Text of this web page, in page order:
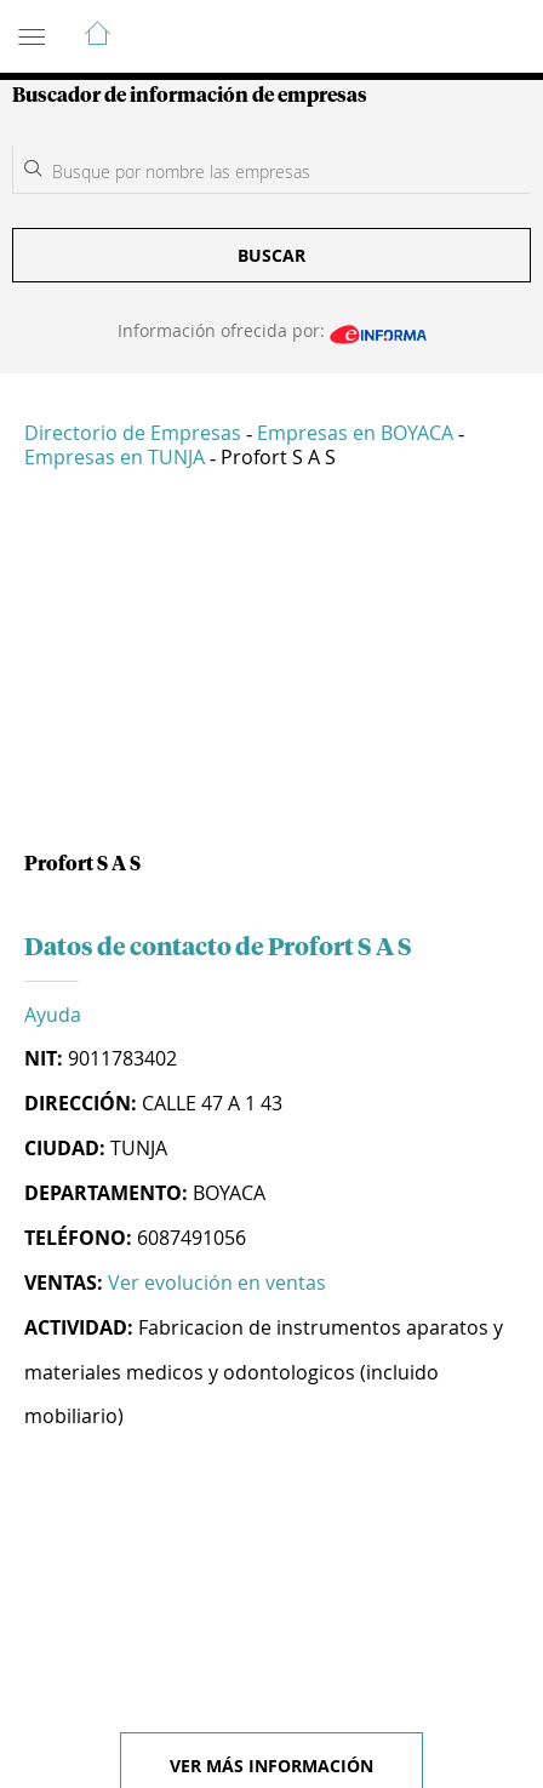
Guía de Empresas Colombianas
Buscador de información de empresas
BUSCAR
Información ofrecida por:
Directorio de Empresas - Empresas en BOYACA -
Empresas en TUNJA - Profort S A S
Profort S A S
Datos de contacto de Profort S A S
Ayuda
NIT: 9011783402
DIRECCIÓN: CALLE 47 A 1 43
CIUDAD: TUNJA
DEPARTAMENTO: BOYACA
TELÉFONO: 6087491056
VENTAS: Ver evolución en ventas
ACTIVIDAD: Fabricacion de instrumentos aparatos y
materiales medicos y odontologicos (incluido
mobiliario)
VER MÁS INFORMACIÓN